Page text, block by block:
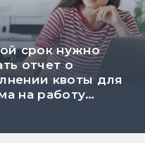
срок нужно
отчет о
квоты для
на работу